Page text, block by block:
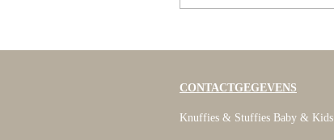
CONTACTGEGEVENS
Knuffies & Stuffies Baby & Kids